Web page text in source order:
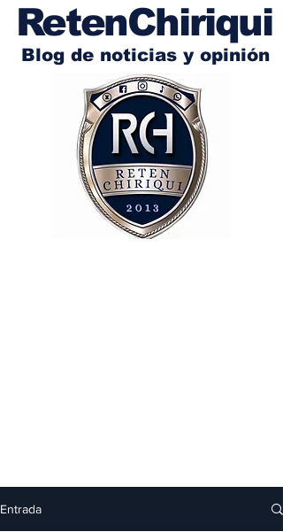
RetenChiriqui
Blog de noticias y opinión
Entrada